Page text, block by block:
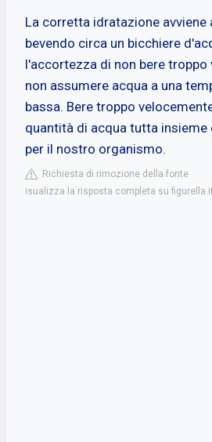
La corretta idratazione avviene
bevendo circa un bicchiere
l'accortezza di non bere troppo
non assumere acqua a una
bassa. Bere troppo
quantità di acqua tutta insieme
per il nostro organismo.
Richiesta di rimozione della fonte
isualizza la risposta completa su figurella.it